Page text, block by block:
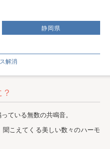
静岡県
解消
ている無数の共鳴音。
こえてくる美しい数々のハーモ